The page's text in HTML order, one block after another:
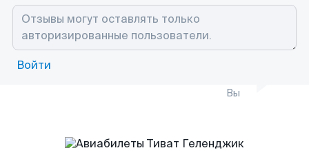
Войти
Вы